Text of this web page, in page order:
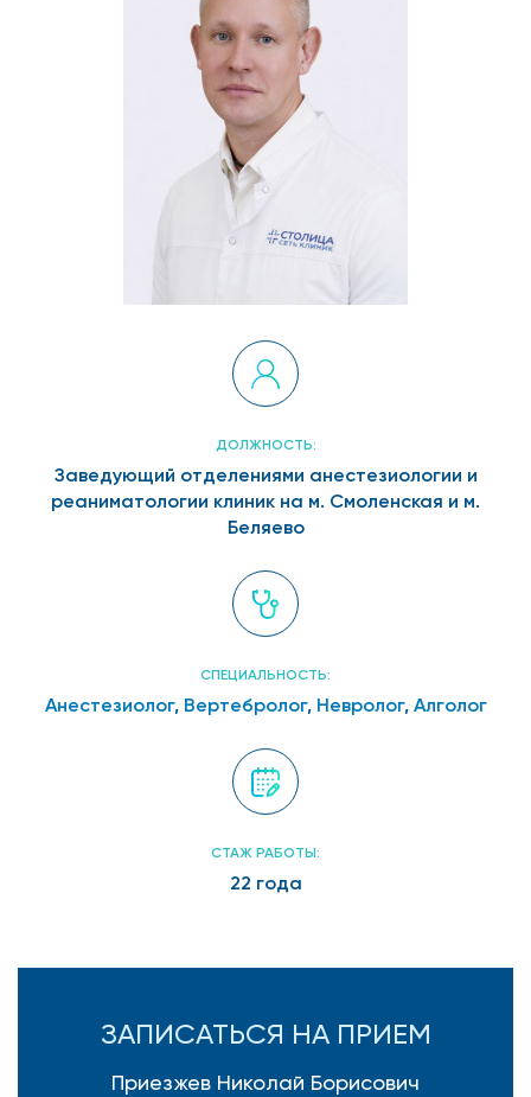
ДОЛЖНОСТЬ:
Заведующий отделениями анестезиологии и
реаниматологии клиник на м. Смоленская и м.
Беляево
СПЕЦИАЛЬНОСТЬ:
Анестезиолог, Вертебролог, Невролог, Алголог
СТАЖ РАБОТЫ:
22 года
ЗАПИСАТЬСЯ НА ПРИЕМ
Приезжев Николай Борисович